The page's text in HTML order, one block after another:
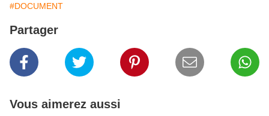
#DOCUMENT
Partager
Vous aimerez aussi